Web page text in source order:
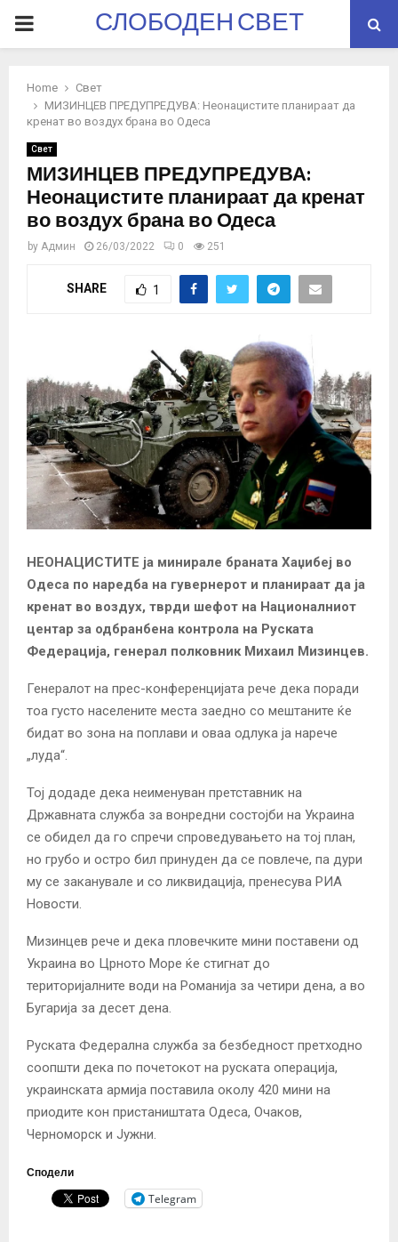
PRIMARYСЛОБОДЕН СВЕТ
Home
Свет
МИЗИНЦЕВ ПРЕДУПРЕДУВА: Неонацистите планираат да
кренат во воздух брана во Одеса
Свет
МИЗИНЦЕВ ПРЕДУПРЕДУВА:
Неонацистите планираат да кренат
во воздух брана во Одеса
by Админ 26/03/2022 0 251
SHARE 1
НЕОНАЦИСТИТЕ ја минирале браната Хаџибеј во
Одеса по наредба на гувернерот и планираат да ја
кренат во воздух, тврди шефот на Националниот
центар за одбранбена контрола на Руската
Федерација, генерал полковник Михаил Мизинцев.
Генералот на прес-конференцијата рече дека поради
тоа густо населените места заедно со мештаните ќе
бидат во зона на поплави и оваа одлука ја нарече
„луда“.
Тој додаде дека неименуван претставник на
Државната служба за вонредни состојби на Украина
се обидел да го спречи спроведувањето на тој план,
но грубо и остро бил принуден да се повлече, па дури
му се заканувале и со ликвидација, пренесува РИА
Новости.
Мизинцев рече и дека пловечките мини поставени од
Украина во Црното Море ќе стигнат до
територијалните води на Романија за четири дена, а во
Бугарија за десет дена.
Руската Федерална служба за безбедност претходно
соопшти дека по почетокот на руската операција,
украинската армија поставила околу 420 мини на
приодите кон пристаништата Одеса, Очаков,
Черноморск и Јужни.
Сподели
Telegram